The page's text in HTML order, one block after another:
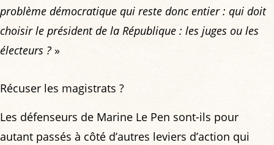
problème démocratique qui reste donc entier : qui doit
choisir le président de la République : les juges ou les
électeurs ? »
Récuser les magistrats ?
Les défenseurs de Marine Le Pen sont-ils pour
autant passés à côté d’autres leviers d’action qui